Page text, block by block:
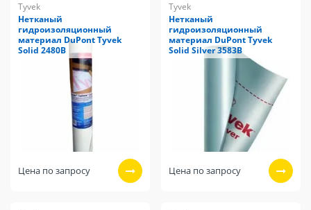
Tyvek
Нетканый
гидроизоляционный
материал DuPont Tyvek
Solid 2480B
Цена по запросу
Tyvek
Нетканый
гидроизоляционный
материал DuPont Tyvek
Solid Silver 3583B
Цена по запросу